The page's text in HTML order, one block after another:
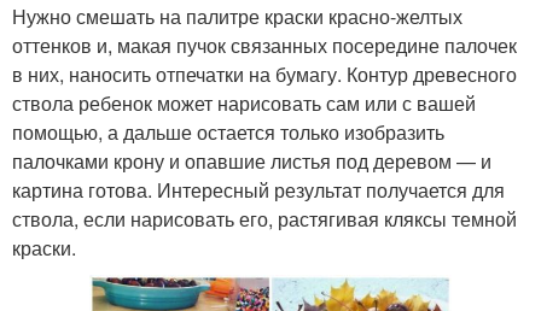
Нужно смешать на палитре краски красно-желтых
оттенков и, макая пучок связанных посередине палочек
в них, наносить отпечатки на бумагу. Контур древесного
ствола ребенок может нарисовать сам или с вашей
помощью, а дальше остается только изобразить
палочками крону и опавшие листья под деревом — и
картина готова. Интересный результат получается для
ствола, если нарисовать его, растягивая кляксы темной
краски.